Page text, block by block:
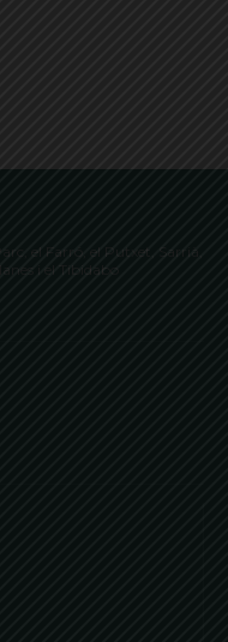
el Farró, el Putxet, Sarrià,
i el Tibidabo